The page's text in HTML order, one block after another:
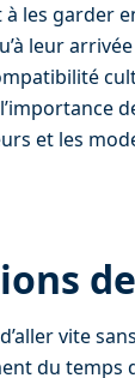
les garder
leur
et les
vite
du